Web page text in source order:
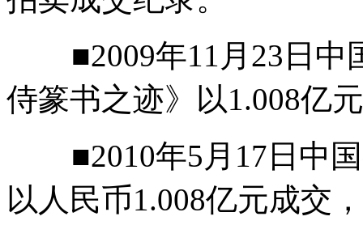
■2009年11月23日中
侍篆书之迹》以1.008亿
■2010年5月17日中国
以人民币1.008亿元成交